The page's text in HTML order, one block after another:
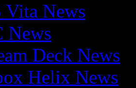
Vita News
News
Deck News
Helix News